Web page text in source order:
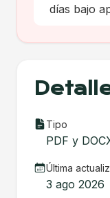
días bajo
Tipo
PDF y
Última
3 ago 2026